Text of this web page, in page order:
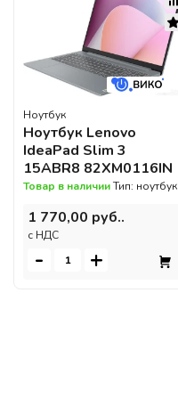
Ноутбук
Ноутбук Lenovo
IdeaPad Slim 3
15ABR8 82XM0116IN
Товар в наличииТип: ноутбук
1 770,00 руб..
c НДС
- +